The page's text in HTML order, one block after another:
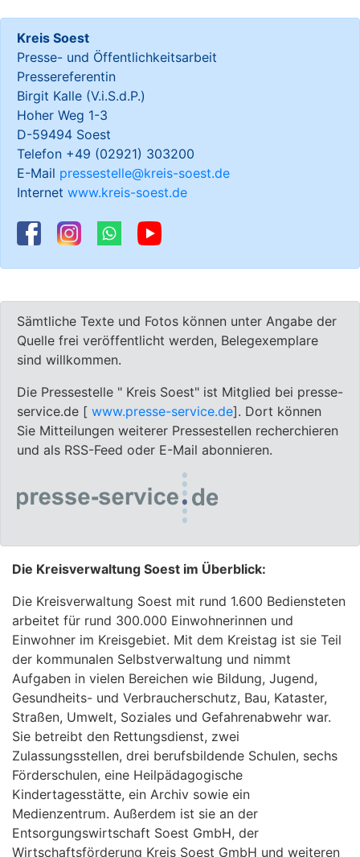
Kreis Soest
Presse- und Öffentlichkeitsarbeit
Pressereferentin
Birgit Kalle (V.i.S.d.P.)
Hoher Weg 1-3
D-59494 Soest
Telefon +49 (02921) 303200
E-Mail pressestelle@kreis-soest.de
Internet www.kreis-soest.de
Sämtliche Texte und Fotos können unter Angabe der
Quelle frei veröffentlicht werden, Belegexemplare
sind willkommen.
Die Pressestelle " Kreis Soest" ist Mitglied bei presse-
service.de [ www.presse-service.de]. Dort können
Sie Mitteilungen weiterer Pressestellen recherchieren
und als RSS-Feed oder E-Mail abonnieren.
Die Kreisverwaltung Soest im Überblick:
Die Kreisverwaltung Soest mit rund 1.600 Bediensteten
arbeitet für rund 300.000 Einwohnerinnen und
Einwohner im Kreisgebiet. Mit dem Kreistag ist sie Teil
der kommunalen Selbstverwaltung und nimmt
Aufgaben in vielen Bereichen wie Bildung, Jugend,
Gesundheits- und Verbraucherschutz, Bau, Kataster,
Straßen, Umwelt, Soziales und Gefahrenabwehr war.
Sie betreibt den Rettungsdienst, zwei
Zulassungsstellen, drei berufsbildende Schulen, sechs
Förderschulen, eine Heilpädagogische
Kindertagesstätte, ein Archiv sowie ein
Medienzentrum. Außerdem ist sie an der
Entsorgungswirtschaft Soest GmbH, der
Wirtschaftsförderung Kreis Soest GmbH und weiteren